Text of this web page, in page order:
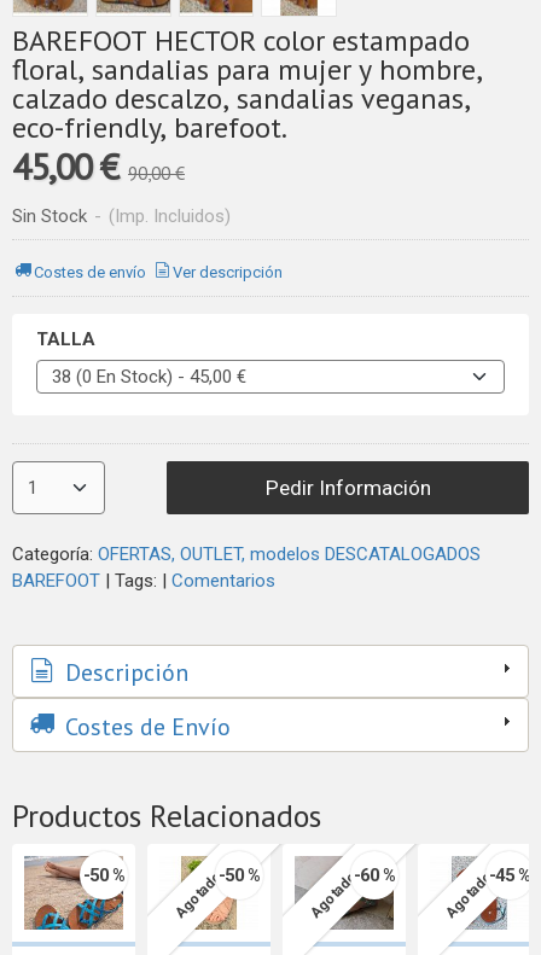
BAREFOOT HECTOR color estampado
floral, sandalias para mujer y hombre,
calzado descalzo, sandalias veganas,
eco-friendly, barefoot.
45,00 € 90,00 €
Sin Stock - (Imp. Incluidos)
Costes de envío Ver descripción
TALLA
Pedir Información
Categoría: OFERTAS, OUTLET, modelos DESCATALOGADOS
BAREFOOT | Tags: | Comentarios
Descripción
Costes de Envío
Productos Relacionados
-50 % Agotado-50 % Agotado-60 % Agotado-45 %